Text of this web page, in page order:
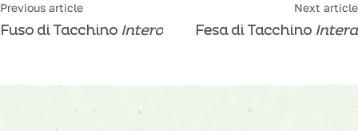
Previous article
Fuso di Tacchino Intero
Next article
Fesa di Tacchino Intera